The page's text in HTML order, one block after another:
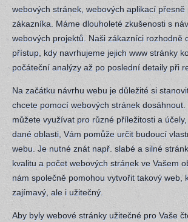
webových stránek, webových aplikací
zákazníka. Máme dlouholeté zkušenosti s
webových projektů. Naši zákazníci rozhodně
přístup, kdy navrhujeme jejich www stránky
počáteční analýzy až po poslední detaily při
Na začátku návrhu webu je důležité si
chcete pomocí webových stránek
můžete využívat pro různé příležitosti a
dané oblasti, Vám pomůže určit budoucí
webu. Je nutné znát např. slabé a silné
kvalitu a počet webových stránek ve Vašem
nám společně pomohou vytvořit takový web,
zajímavý, ale i užitečný.
Aby byly webové stránky užitečné pro Vaše